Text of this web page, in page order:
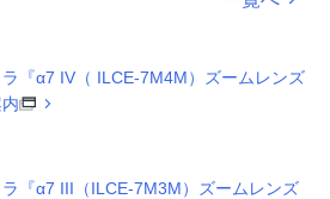
『α7 IV（ ILCE-7M4M）ズームレンズ
『α7 III（ILCE-7M3M）ズームレンズ